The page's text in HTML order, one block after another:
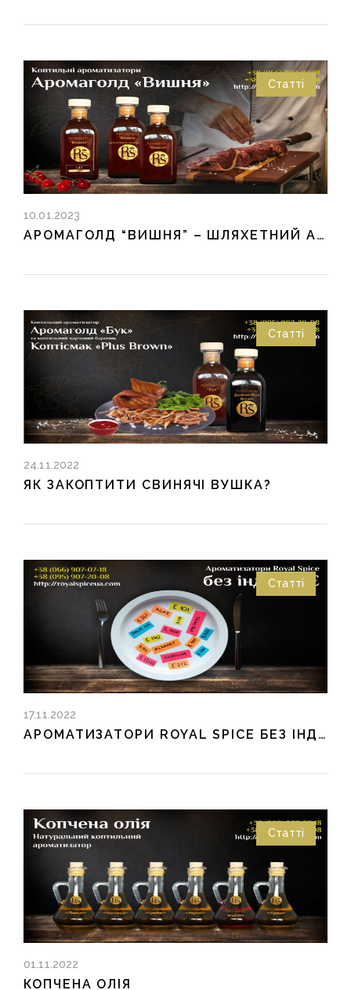
Статті
10.01.2023
АРОМАГОЛД “ВИШНЯ” – ШЛЯХЕТНИЙ АРОМАТ КОПЧЕННЯ
Статті
24.11.2022
ЯК ЗАКОПТИТИ СВИНЯЧІ ВУШКА?
Статті
17.11.2022
АРОМАТИЗАТОРИ ROYAL SPICE БЕЗ ІНДЕКСУ Е
Статті
01.11.2022
КОПЧЕНА ОЛІЯ